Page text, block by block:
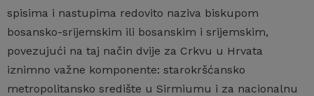
spisima i nastupima redovito naziva biskupom
bosansko-srijemskim ili bosanskim i srijemskim,
povezujući na taj način dvije za Crkvu u Hrvata
iznimno važne komponente: starokršćansko
metropolitansko središte u Sirmiumu i za nacionalnu